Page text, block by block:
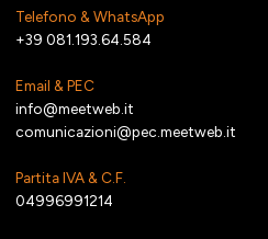
Telefono & WhatsApp
+39 081.193.64.584
Email & PEC
info@meetweb.it
comunicazioni@pec.meetweb.it
Partita IVA & C.F.
04996991214